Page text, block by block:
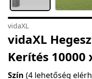
vidaXL
vidaXL
Kerítés 10000
Szín (4 lehetőség